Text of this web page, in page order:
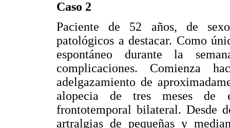
Caso 2
Paciente de 52 años, de
patológicos a destacar. Como
espontáneo durante la
complicaciones. Comienza
adelgazamiento de
alopecia de tres meses de
frontotemporal bilateral. Desde
artralgias de pequeñas y